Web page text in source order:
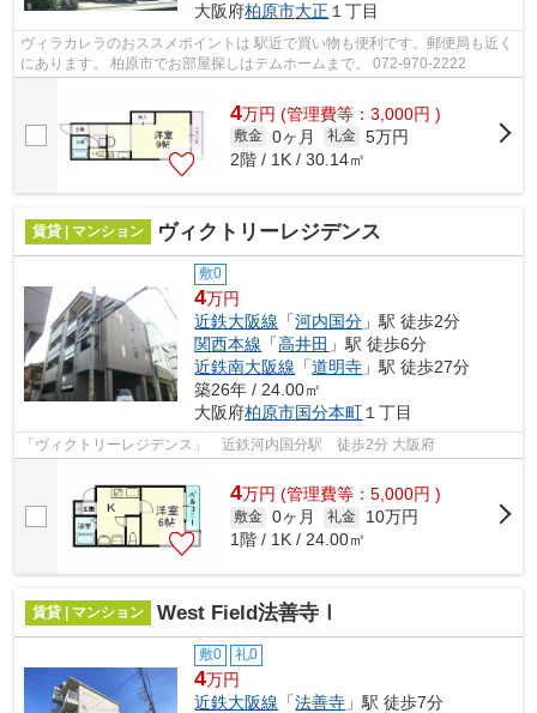
大阪府柏原市大正 １丁目
ヴィラカレラのおススメポイントは 駅近で買い物も便利です。郵便局も近く
にあります。 柏原市でお部屋探しはテムホームまで。 072-970-2222
4万円 (管理費等：3,000円 )
敷金 0ヶ月 礼金 5万円
2階 / 1K / 30.14㎡
賃貸 | マンション ヴィクトリーレジデンス
敷0
4万円
近鉄大阪線 「河内国分 」駅 徒歩2分
関西本線 「高井田 」駅 徒歩6分
近鉄南大阪線 「道明寺 」駅 徒歩27分
築26年 / 24.00㎡
大阪府柏原市国分本町 １丁目
「ヴィクトリーレジデンス」 近鉄河内国分駅 徒歩2分 大阪府
4万円 (管理費等：5,000円 )
敷金 0ヶ月 礼金
10万円
1階 / 1K / 24.00㎡
賃貸 | マンション West Field法善寺Ⅰ
敷0 礼0
4万円
近鉄大阪線 「法善寺 」駅 徒歩7分